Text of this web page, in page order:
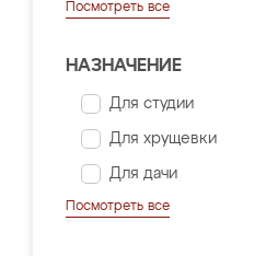
Посмотреть все
НАЗНАЧЕНИЕ
Для студии
Для хрущевки
Для дачи
Посмотреть все